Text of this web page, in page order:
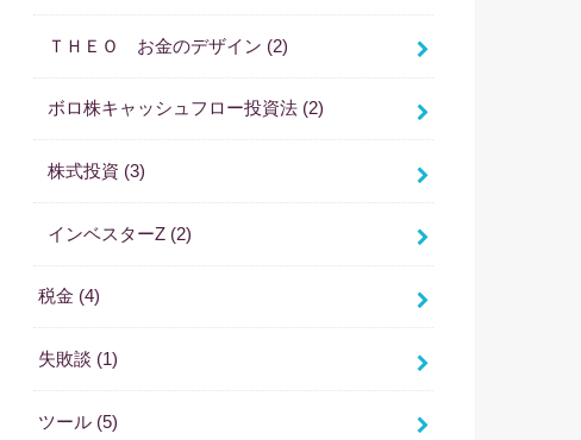
ＴＨＥＯ お金のデザイン (2)
ボロ株キャッシュフロー投資法 (2)
株式投資 (3)
インベスターZ (2)
税金 (4)
失敗談 (1)
ツール (5)